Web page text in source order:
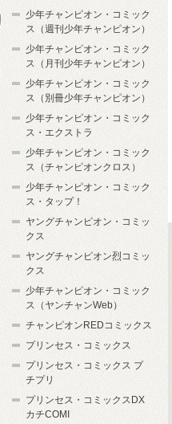
少年チャンピオン・コミック
ス（週刊少年チャンピオン）
少年チャンピオン・コミック
ス（月刊少年チャンピオン）
少年チャンピオン・コミック
ス（別冊少年チャンピオン）
少年チャンピオン・コミック
ス・エクストラ
少年チャンピオン・コミック
ス（チャンピオンクロス）
少年チャンピオン・コミック
ス・タップ！
ヤングチャンピオン・コミッ
クス
ヤングチャンピオン烈コミッ
クス
少年チャンピオン・コミック
ス（ヤンチャンWeb）
チャンピオンREDコミックス
プリンセス・コミックス
プリンセス・コミックス プ
チプリ
プリンセス・コミックスDX
カチCOMI